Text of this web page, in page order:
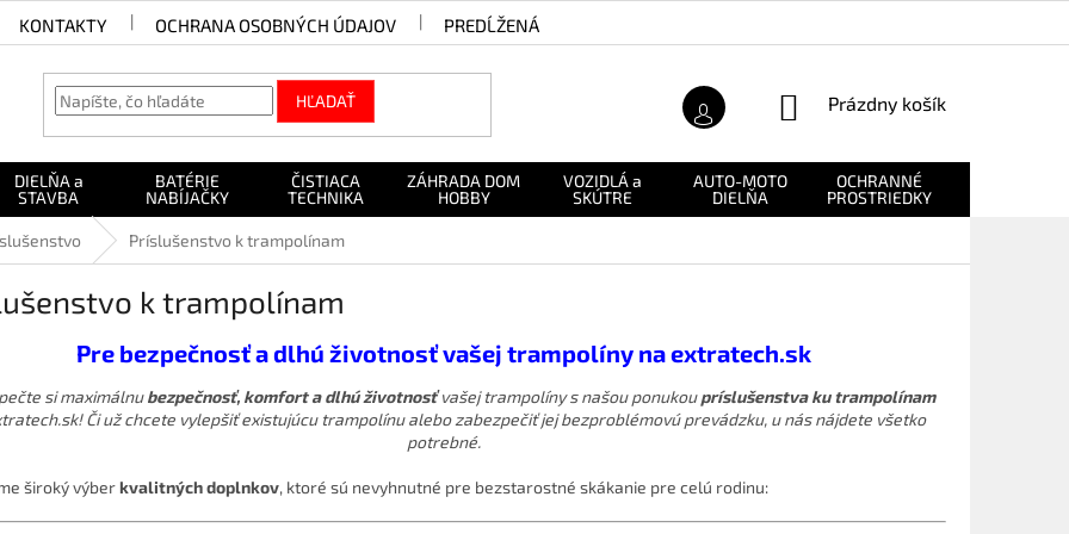
KONTAKTY OCHRANA OSOBNÝCH ÚDAJOV PREDĹŽENÁ ZÁRUKA
HĽADAŤ
NÁKUPNÝ
Prázdny košík
DIELŇA a
STAVBA
BATÉRIE
NABÍJAČKY
ČISTIACA
TECHNIKA
ZÁHRADA DOM
HOBBY
VOZIDLÁ a
SKÚTRE
AUTO-MOTO
DIELŇA
OCHRANNÉ
PROSTRIEDKY
Príslušenstvo k trampolínam
k trampolínam
Pre bezpečnosť a dlhú životnosť vašej trampolíny na extratech.sk
si maximálnubezpečnosť, komfort a dlhú životnosťvašej trampolíny s našou ponukoupríslušenstva ku trampolínam
Či už chcete vylepšiť existujúcu trampolínu alebo zabezpečiť jej bezproblémovú prevádzku, u nás nájdete všetko
potrebné.
široký výberkvalitných doplnkov, ktoré sú nevyhnutné pre bezstarostné skákanie pre celú rodinu: